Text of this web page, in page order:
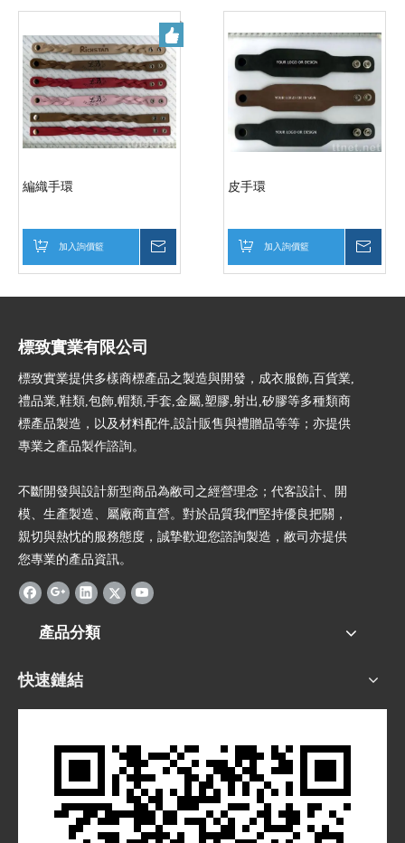
編織手環
加入詢價籃
皮手環
加入詢價籃
標致實業有限公司
標致實業提供多樣商標產品之製造與開發，成衣服飾,百貨業,
禮品業,鞋類,包飾,帽類,手套,金屬,塑膠,射出,矽膠等多種類商
標產品製造，以及材料配件,設計販售與禮贈品等等；亦提供
專業之產品製作諮詢。
不斷開發與設計新型商品為敝司之經營理念；代客設計、開
模、生產製造、屬廠商直營。對於品質我們堅持優良把關，
親切與熱忱的服務態度，誠摯歡迎您諮詢製造，敝司亦提供
您專業的產品資訊。
產品分類
快速鏈結